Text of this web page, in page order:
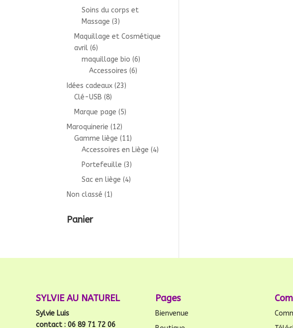
Soins du corps et
Massage (3)
Maquillage et Cosmétique
avril (6)
maquillage bio (6)
Accessoires (6)
Idées cadeaux (23)
Clé-USB (8)
Marque page (5)
Maroquinerie (12)
Gamme liège (11)
Accessoires en Liège (4)
Portefeuille (3)
Sac en liège (4)
Non classé (1)
Panier
SYLVIE AU NATUREL
Sylvie Luis
contact : 06 89 71 72 06
Pages
Bienvenue